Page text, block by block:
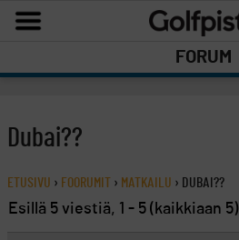
FORUM
Dubai??
ETUSIVU › FOORUMIT › MATKAILU › DUBAI??
Esillä 5 viestiä, 1 - 5 (kaikkiaan 5)